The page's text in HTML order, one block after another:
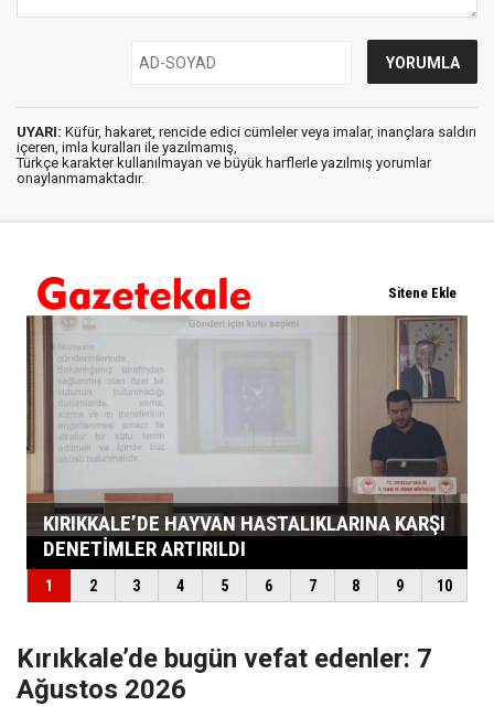
UYARI: Küfür, hakaret, rencide edici cümleler veya imalar, inançlara saldırı
içeren, imla kuralları ile yazılmamış,
Türkçe karakter kullanılmayan ve büyük harflerle yazılmış yorumlar
onaylanmamaktadır.
Kırıkkale’de bugün vefat edenler: 7
Ağustos 2026